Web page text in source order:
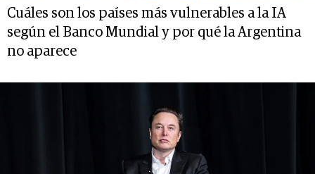
Cuáles son los países más vulnerables a la IA
según el Banco Mundial y por qué la Argentina
no aparece